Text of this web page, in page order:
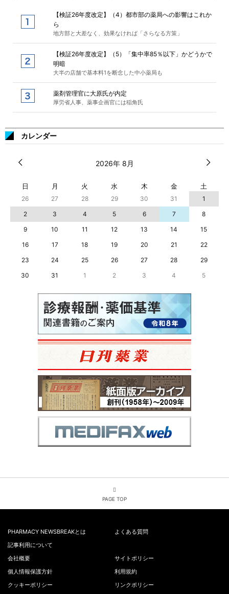
【検証26年度改定】（4）都市部の薬局への影響はこれか
ら
地方部と大差なく、効果なければ「さらなる方策」
【検証26年度改定】（5）「集中率85％以下」かどうかで
明暗
大半の店舗で基本料1を断念した中小薬局も
薬剤管理官に大原氏が内定
厚労省人事、薬事企画官には稲角氏
カレンダー
2026年 8月
日 月 火 水 木 金 土
26 27 28 29 30 31
1
2
3 4 5 6 7
8
9
10 11 12 13 14
15
16
17 18 19 20 21
22
23
24 25 26 27 28
29
30
31 1 2 3 4 5
PAGE TOP
PHARMACY NEWSBREAKとは
よくある質問
記事利用について
会社概要
サイトポリシー
個人情報保護方針
利用規約
クッキーポリシー
リンクポリシー